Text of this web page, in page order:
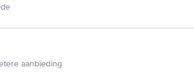
aanbieding